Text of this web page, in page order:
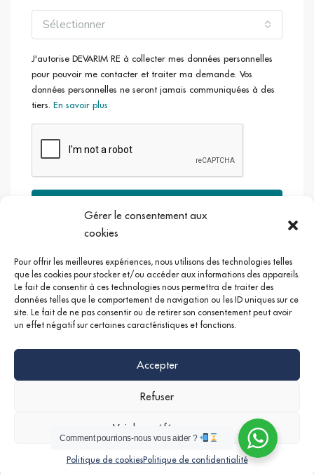
Gérer le consentement aux
cookies
Pour offrir les meilleures expériences, nous utilisons des technologies telles
que les cookies pour stocker et/ou accéder aux informations des appareils.
Le fait de consentir à ces technologies nous permettra de traiter des
données telles que le comportement de navigation ou les ID uniques sur ce
site. Le fait de ne pas consentir ou de retirer son consentement peut avoir
un effet négatif sur certaines caractéristiques et fonctions.
Accepter
Refuser
Voir les préférences
Politique de cookiesPolitique de confidentialité
CHATELET LES HALLES (D)
Sélectionner
J'autorise DEVARIM RE à collecter mes données personnelles
pour pouvoir me contacter et traiter ma demande. Vos
données personnelles ne seront jamais communiquées à des
tiers. En savoir plus
Google + Linkedin Instagram
Politique de confidentialités
Nathan SERRUYA
Comment pourrions-nous vous aider ?